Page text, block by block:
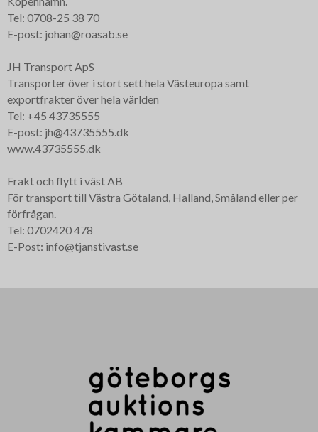
Tel: 0708-25 38 70
E-post: johan@roasab.se
JH Transport ApS
Transporter över i stort sett hela Västeuropa samt
exportfrakter över hela världen
Tel: +45 43735555
E-post: jh@43735555.dk
www.43735555.dk
Frakt och flytt i väst AB
För transport till Västra Götaland, Halland, Småland eller per
förfrågan.
Tel: 0702420 478
E-Post: info@tjanstivast.se